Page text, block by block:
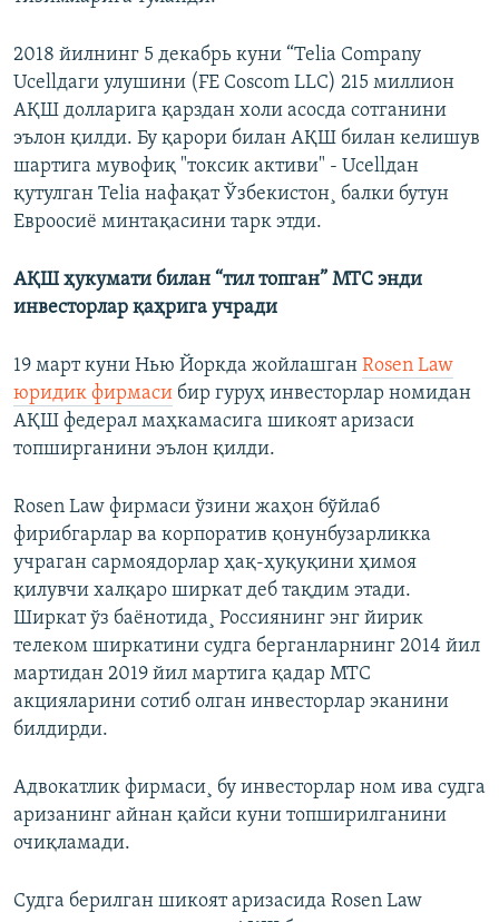
2018 йилнинг 5 декабрь куни “Telia Company
Ucellдаги улушини (FE Coscom LLC) 215 миллион
АҚШ долларига қарздан холи асосда сотганини
эълон қилди. Бу қарори билан АҚШ билан келишув
шартига мувофиқ "токсик активи" - Ucellдан
қутулган Telia нафақат Ўзбекистон¸ балки бутун
Евроосиë минтақасини тарк этди.
АҚШ ҳукумати билан “тил топган” МТС энди
инвесторлар қаҳрига учради
19 март куни Нью Йоркда жойлашган Rosen Law
юридик фирмаси бир гуруҳ инвесторлар номидан
АҚШ федерал маҳкамасига шикоят аризаси
топширганини эълон қилди.
Rosen Law фирмаси ўзини жаҳон бўйлаб
фирибгарлар ва корпоратив қонунбузарликка
учраган сармоядорлар ҳақ-ҳуқуқини ҳимоя
қилувчи халқаро ширкат деб тақдим этади.
Ширкат ўз баëнотида¸ Россиянинг энг йирик
телеком ширкатини судга берганларнинг 2014 йил
мартидан 2019 йил мартига қадар МТС
акцияларини сотиб олган инвесторлар эканини
билдирди.
Адвокатлик фирмаси¸ бу инвесторлар ном ива судга
аризанинг айнан қайси куни топширилганини
очиқламади.
Судга берилган шикоят аризасида Rosen Law